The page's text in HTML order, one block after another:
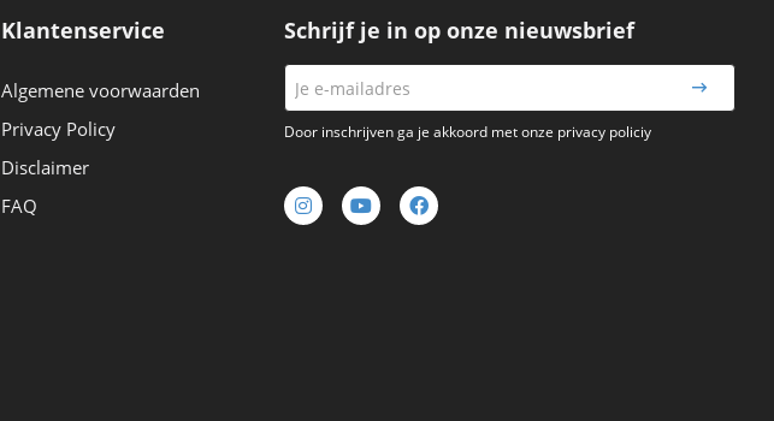
Klantenservice
Algemene voorwaarden
Privacy Policy
Disclaimer
FAQ
Schrijf je in op onze nieuwsbrief
Door inschrijven ga je akkoord met onze privacy policiy